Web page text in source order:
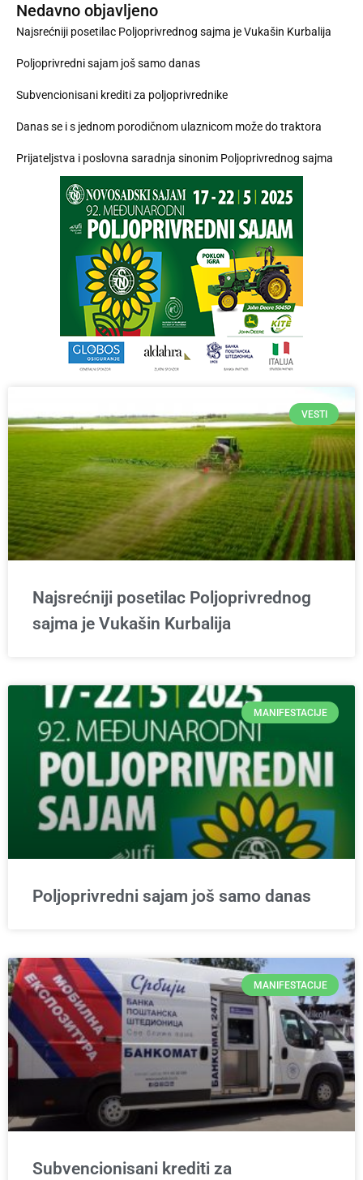
Nedavno objavljeno
Najsrećniji posetilac Poljoprivrednog sajma je Vukašin Kurbalija
Poljoprivredni sajam još samo danas
Subvencionisani krediti za poljoprivrednike
Danas se i s jednom porodičnom ulaznicom može do traktora
Prijateljstva i poslovna saradnja sinonim Poljoprivrednog sajma
VESTI
Najsrećniji posetilac Poljoprivrednog
sajma je Vukašin Kurbalija
MANIFESTACIJE
Poljoprivredni sajam još samo danas
MANIFESTACIJE
Subvencionisani krediti za